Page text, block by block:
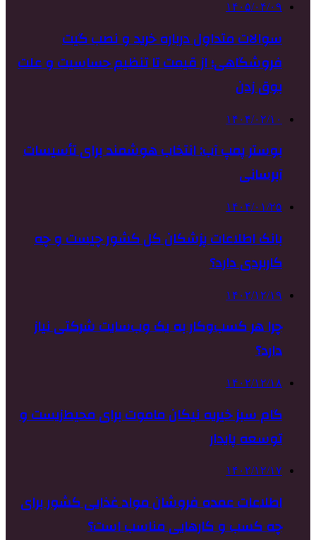
۱۴۰۵/۰۴/۰۹
سوالات متداول درباره خرید و نصب گیت
فروشگاهی؛ از قیمت تا تنظیم حساسیت و علت
بوق زدن
۱۴۰۴/۰۲/۱۰
بوستر پمپ آب: انتخاب هوشمند برای تأسیسات
آبرسانی
۱۴۰۴/۰۱/۲۵
بانک اطلاعات پزشکان کل کشور چیست و چه
کاربردی دارد؟
۱۴۰۲/۱۲/۱۹
چرا هر کسب‌وکار به یک وب‌سایت شرکتی نیاز
دارد؟
۱۴۰۲/۱۲/۱۸
گام سبز خیریه نیکان ماموت برای محیط‌زیست و
توسعه پایدار
۱۴۰۲/۱۲/۱۷
اطلاعات عمده فروشان مواد غذایی کشور برای
چه کسب و کارهایی مناسب است؟